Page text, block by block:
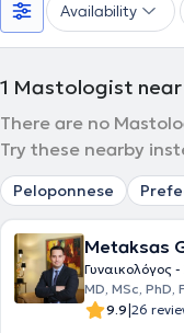
Availability
1 Mastologist near
There are no
Try these nearby
Peloponnese
Metaksas
Γυναικολόγος
MD, MSc, PhD,
9.9|26